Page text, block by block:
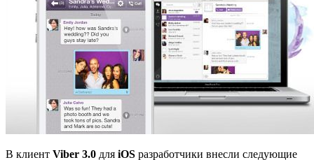
В клиент Viber 3.0 для iOS разработчики внесли следующие